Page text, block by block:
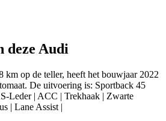
deze Audi
km op de teller, heeft het bouwjaar 2022
De uitvoering is: Sportback 45
Leder | ACC | Trekhaak | Zwarte
| Lane Assist |